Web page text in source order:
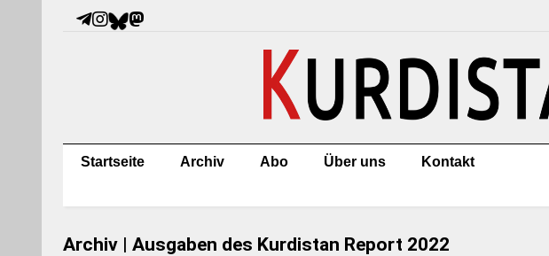
Startseite Archiv Abo Über uns Kontakt
Archiv | Ausgaben des Kurdistan Report 2022